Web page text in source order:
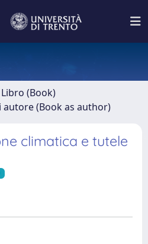
(Book)
autore (Book as author)
climatica e tutele